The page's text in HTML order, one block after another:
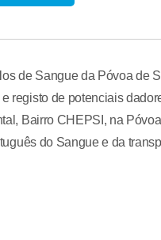
de Sangue da Póvoa de
registo de potenciais
Bairro CHEPSI, na
do Sangue e da